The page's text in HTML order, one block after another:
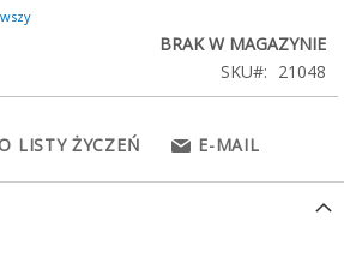
BRAK W MAGAZYNIE
SKU
21048
LISTY ŻYCZEŃ E-MAIL